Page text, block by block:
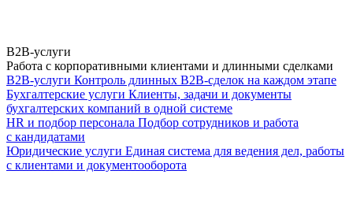
B2B-услуги
Работа с корпоративными клиентами и длинными сделками
B2B-услуги Контроль длинных B2B-сделок на каждом этапе
Бухгалтерские услуги Клиенты, задачи и документы
бухгалтерских компаний в одной системе
HR и подбор персонала Подбор сотрудников и работа
с кандидатами
Юридические услуги Единая система для ведения дел, работы
с клиентами и документооборота